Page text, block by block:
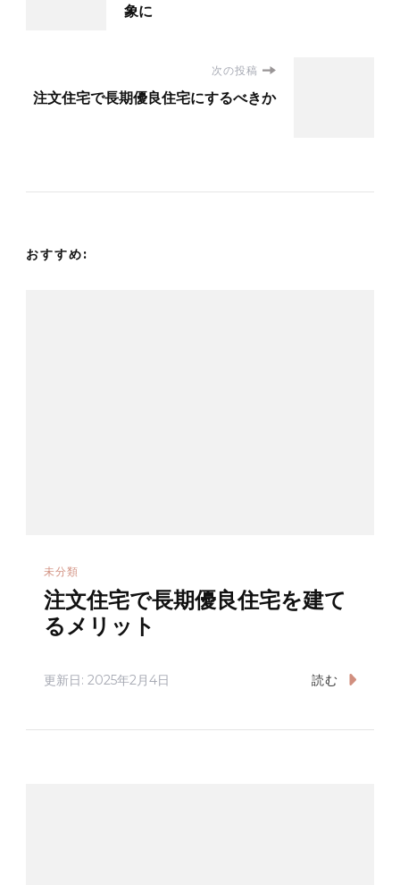
ビ
ー
象に
次の投稿
注文住宅で長期優良住宅にするべきか
おすすめ:
未分類
注文住宅で長期優良住宅を建て
るメリット
更新日: 2025年2月4日 読む